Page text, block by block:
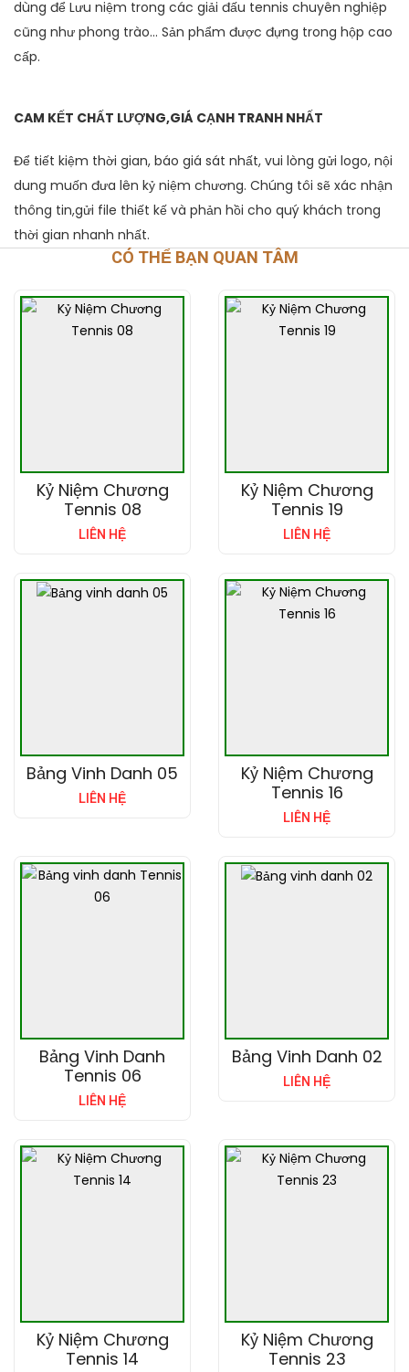
dùng để Lưu niệm trong các giải đấu tennis chuyên nghiệp
cũng như phong trào... Sản phẩm được đựng trong hộp cao
cấp.
CAM KẾT CHẤT LƯỢNG,GIÁ CẠNH TRANH NHẤT
Để tiết kiệm thời gian, báo giá sát nhất, vui lòng gửi logo, nội
dung muốn đưa lên kỷ niệm chương. Chúng tôi sẽ xác nhận
thông tin,gửi file thiết kế và phản hồi cho quý khách trong
thời gian nhanh nhất.
CÓ THỂ BẠN QUAN TÂM
Kỷ Niệm Chương
Tennis 08
LIÊN HỆ
Kỷ Niệm Chương
Tennis 19
LIÊN HỆ
Bảng Vinh Danh 05
LIÊN HỆ
Kỷ Niệm Chương
Tennis 16
LIÊN HỆ
Bảng Vinh Danh
Tennis 06
LIÊN HỆ
Bảng Vinh Danh 02
LIÊN HỆ
Kỷ Niệm Chương
Tennis 14
Kỷ Niệm Chương
Tennis 23